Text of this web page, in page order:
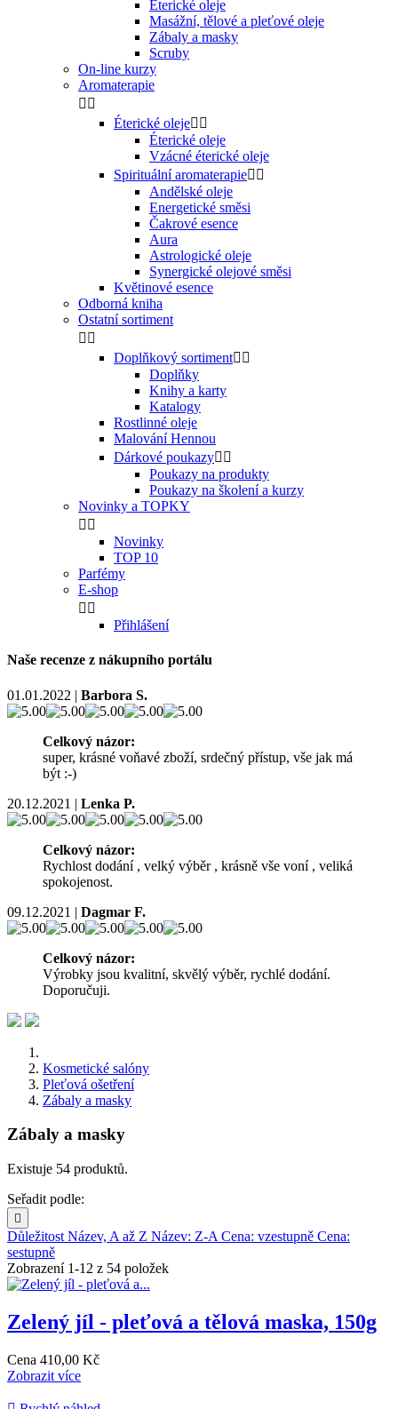
Éterické oleje
Masážní, tělové a pleťové oleje
Zábaly a masky
Scruby
On-line kurzy
Aromaterapie
 
Éterické oleje 
Éterické oleje
Vzácné éterické oleje
Spirituální aromaterapie 
Andělské oleje
Energetické směsi
Čakrové esence
Aura
Astrologické oleje
Synergické olejové směsi
Květinové esence
Odborná kniha
Ostatní sortiment
 
Doplňkový sortiment 
Doplňky
Knihy a karty
Katalogy
Rostlinné oleje
Malování Hennou
Dárkové poukazy 
Poukazy na produkty
Poukazy na školení a kurzy
Novinky a TOPKY
 
Novinky
TOP 10
Parfémy
E-shop
 
Přihlášení
Naše recenze z nákupního portálu
01.01.2022 | Barbora S.
Celkový názor:
super, krásné voňavé zboží, srdečný přístup, vše jak má
být :-)
20.12.2021 | Lenka P.
Celkový názor:
Rychlost dodání , velký výběr , krásně vše voní , veliká
spokojenost.
09.12.2021 | Dagmar F.
Celkový názor:
Výrobky jsou kvalitní, skvělý výběr, rychlé dodání.
Doporučuji.
Kosmetické salóny
Pleťová ošetření
Zábaly a masky
Zábaly a masky
Existuje 54 produktů.
Seřadit podle:

Důležitost Název, A až Z Název: Z-A Cena: vzestupně Cena:
sestupně
Zobrazení 1-12 z 54 položek
Zelený jíl - pleťová a tělová maska, 150g
Cena 410,00 Kč
Zobrazit více